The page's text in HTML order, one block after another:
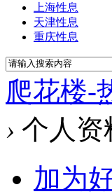
上海性息
天津性息
重庆性息
爬花楼-
› 个人资
加为